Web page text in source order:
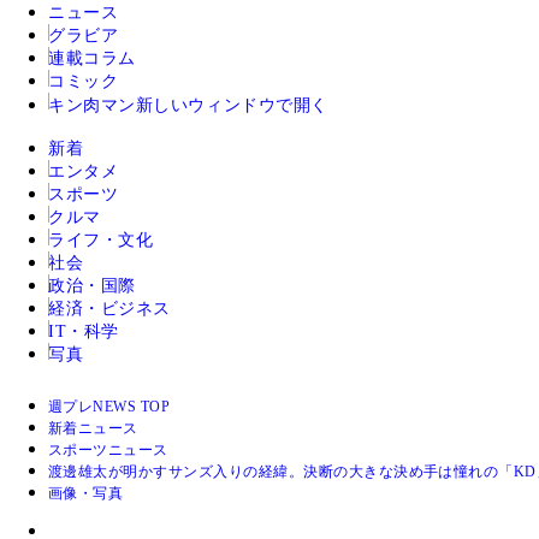
ニュース
グラビア
連載コラム
コミック
キン肉マン 新しいウィンドウで開く
新着
エンタメ
スポーツ
クルマ
ライフ・文化
社会
政治・国際
経済・ビジネス
IT・科学
写真
週プレNEWS TOP
新着ニュース
スポーツニュース
渡邊雄太が明かすサンズ入りの経緯。決断の大きな決め手は憧れの「KD
画像・写真